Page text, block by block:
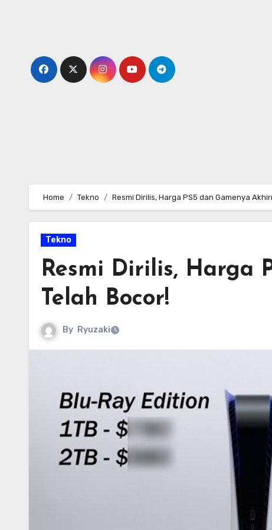
Home Tekno Resmi Dirilis, Harga PS5 dan Gamenya
Tekno
Resmi Dirilis, Harga
Telah Bocor!
By Ryuzaki